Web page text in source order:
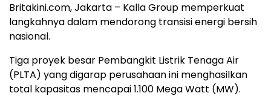
Britakini.com, Jakarta – Kalla Group memperkuat
langkahnya dalam mendorong transisi energi bersih
nasional.
Tiga proyek besar Pembangkit Listrik Tenaga Air
(PLTA) yang digarap perusahaan ini menghasilkan
total kapasitas mencapai 1.100 Mega Watt (MW).